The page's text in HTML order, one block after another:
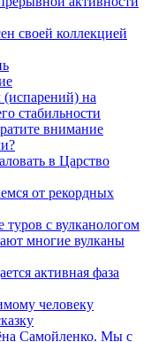
своей коллекцией
(испарений) на
стабильности
внимание
в Царство
от рекордных
с вулканологом
многие вулканы
активная фаза
человеку
Самойленко. Мы с